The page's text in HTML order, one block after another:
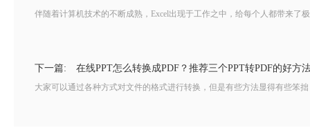
伴随着计算机技术的不断成熟，Excel出现于工作之中，给每个人都带来了
下一篇: 在线PPT怎么转换成PDF？推荐三个PPT转PDF的好方
大家可以通过各种方式对文件的格式进行转换，但是有些方法显得有些笨